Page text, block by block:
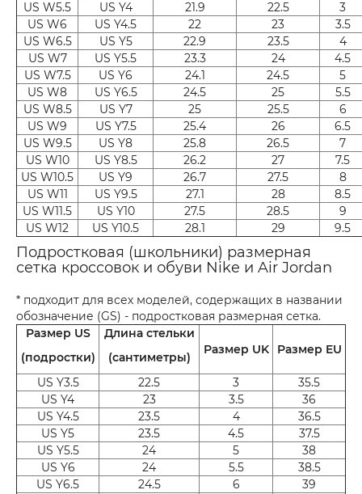
US W5.5
US Y4 21.9 22.5
3
US W6
US Y4.5 22 23
3.5
US W6.5
US Y5 22.9 23.5
4
US W7
US Y5.5 23.3 24
4.5
US W7.5
US Y6 24.1 24.5
5
US W8
US Y6.5 24.5 25
5.5
US W8.5
US Y7 25 25.5
6
US W9
US Y7.5 25.4 26
6.5
US W9.5
US Y8 25.8 26.5
7
US W10
US Y8.5 26.2 27
7.5
US W10.5
US Y9 26.7 27.5
8
US W11
US Y9.5 27.1 28
8.5
US W11.5
US Y10 27.5 28.5
9
US W12
US Y10.5 28.1 29 9.5
Подростковая (школьники) размерная
сетка кроссовок и обуви Nike и Air Jordan
* подходит для всех моделей, содержащих в названии
обозначение (GS) - подростковая размерная сетка.
Размер US
(подростки)
Длина стельки
(сантиметры)
Размер UK Размер EU
US Y3.5 22.5 3
35.5
US Y4
23 3.5
36
US Y4.5
23.5 4
36.5
US Y5
23.5 4.5
37.5
US Y5.5
24 5
38
US Y6
24 5.5
38.5
US Y6.5
24.5 6
39